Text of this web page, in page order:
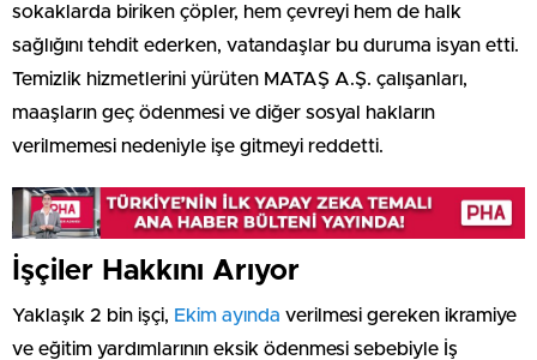
sokaklarda biriken çöpler, hem çevreyi hem de halk
sağlığını tehdit ederken, vatandaşlar bu duruma isyan etti.
Temizlik hizmetlerini yürüten MATAŞ A.Ş. çalışanları,
maaşların geç ödenmesi ve diğer sosyal hakların
verilmemesi nedeniyle işe gitmeyi reddetti.
İşçiler Hakkını Arıyor
Yaklaşık 2 bin işçi, Ekim ayında verilmesi gereken ikramiye
ve eğitim yardımlarının eksik ödenmesi sebebiyle İş